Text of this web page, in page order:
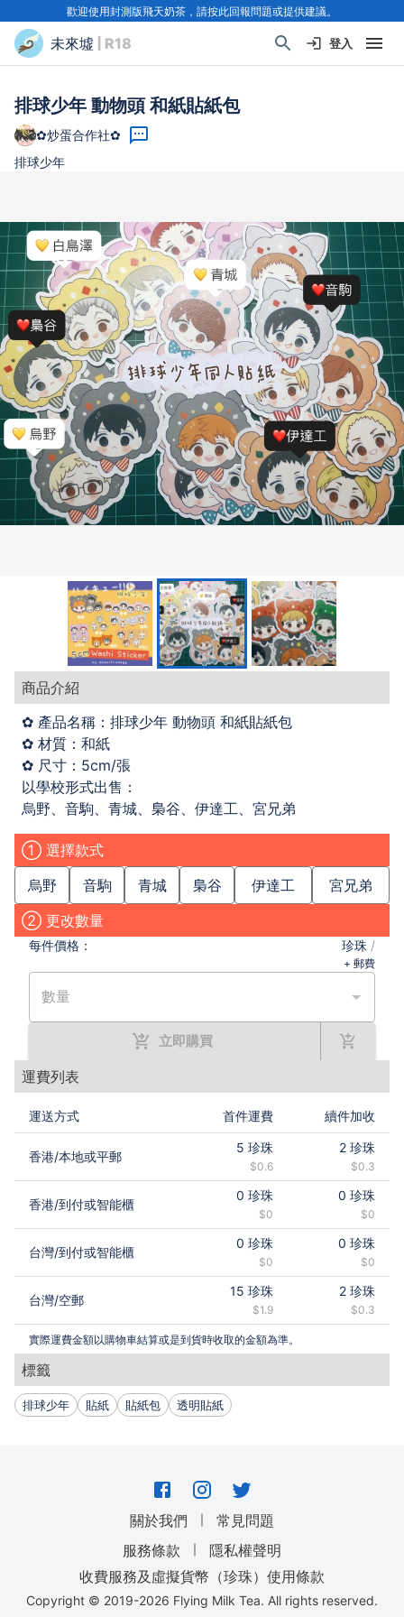
歡迎使用封測版飛天奶茶，請按此回報問題或提供建議。
未來墟 | R18 登入
排球少年 動物頭 和紙貼紙包
✿炒蛋合作社✿
排球少年
商品介紹
✿ 產品名稱：排球少年 動物頭 和紙貼紙包
✿ 材質：和紙
✿ 尺寸：5cm/張
以學校形式出售：
烏野、音駒、青城、梟谷、伊達工、宮兄弟
① 選擇款式
烏野
音駒 青城 梟谷 伊達工
宮兄弟
② 更改數量
每件價格： 珍珠 /
+ 郵費
數量
立即購買
運費列表
運送方式 首件運費 續件加收
香港/本地或平郵
5 珍珠
$0.6
2 珍珠
$0.3
香港/到付或智能櫃
0 珍珠
$0
0 珍珠
$0
台灣/到付或智能櫃
0 珍珠
$0
0 珍珠
$0
台灣/空郵
15 珍珠
$1.9
2 珍珠
$0.3
實際運費金額以購物車結算或是到貨時收取的金額為準。
標籤
排球少年 貼紙 貼紙包 透明貼紙
關於我們 ｜
常見問題
服務條款
｜
隱私權聲明
收費服務及虛擬貨幣（珍珠）使用條款
Copyright © 2019-2026 Flying Milk Tea. All rights reserved.